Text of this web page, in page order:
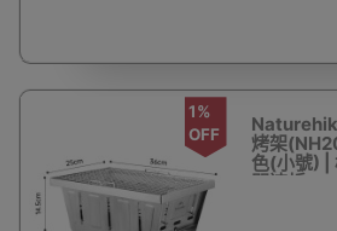
1%
OFF
烤架
色(小號) |
開速折